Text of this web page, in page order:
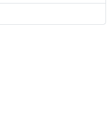
fase van Fly Your Satellite!
de ruimte in